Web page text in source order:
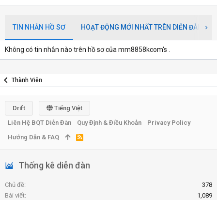
TIN NHẮN HỒ SƠ HOẠT ĐỘNG MỚI NHẤT TRÊN DIỄN ĐÀN
Không có tin nhắn nào trên hồ sơ của mm8858kcom's .
Thành Viên
Thống kê diễn đàn
Chủ đề
378
Bài viết
1,089
Drift
Tiếng Việt
Liên Hệ BQT Diễn Đàn
Quy Định & Điều Khoản
Privacy Policy
Hướng Dẫn & FAQ
R
S